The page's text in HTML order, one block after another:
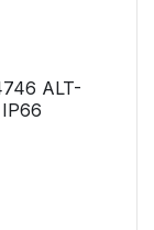
ALT-